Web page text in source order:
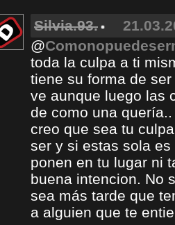
Silvia.93.
@
toda la culpa a ti
tiene su forma de
ve aunque luego las
de como una
creo que sea tu
ser y si estas sola
ponen en tu lugar ni
buena intencion. No
sea más tarde que
a alguien que te